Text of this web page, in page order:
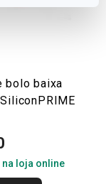
bolo baixa
na loja online